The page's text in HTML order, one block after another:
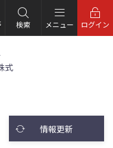
検索 メニュー ログイン
式
情報更新